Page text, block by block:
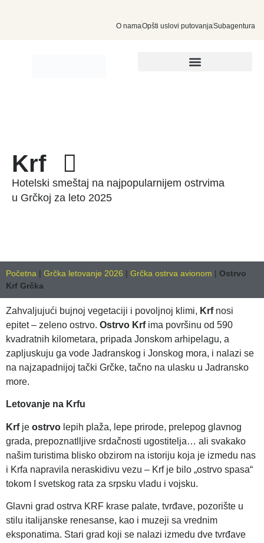
O namaOpšti uslovi putovanjaSubagentura
Krf
Hotelski smeštaj na najpopularnijem ostrvima
u Grčkoj za leto 2025
Početna | Grčka letovanje 2026 | Grčka ostrva avionom | Ostrvo
Krf Grčka
Zahvaljujući bujnoj vegetaciji i povoljnoj klimi, Krfnosi
epitet – zeleno ostrvo. Ostrvo Krfima površinu od 590
kvadratnih kilometara, pripada Jonskom arhipelagu, a
zapljuskuju ga vode Jadranskog i Jonskog mora, i nalazi se
na najzapadnijoj tački Grčke, tačno na ulasku u Jadransko
more.
Letovanje na Krfu
Krfje ostrvo lepih plaža, lepe prirode, prelepog glavnog
grada, prepoznatlljive srdačnosti ugostitelja… ali svakako
našim turistima blisko obzirom na istoriju koja je izmedu nas
i Krfa napravila neraskidivu vezu – Krf je bilo „ostrvo spasa“
tokom I svetskog rata za srpsku vladu i vojsku.
Glavni grad ostrva KRF krase palate, tvrđave, pozorište u
stilu italijanske renesanse, kao i muzeji sa vrednim
eksponatima. Stari grad koji se nalazi izmedu dve tvrđave